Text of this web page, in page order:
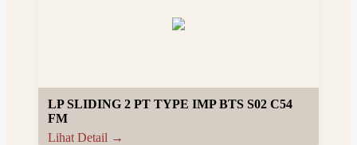
LP SLIDING 2 PT TYPE IMP BTS S02 C54
FM
Lihat Detail →